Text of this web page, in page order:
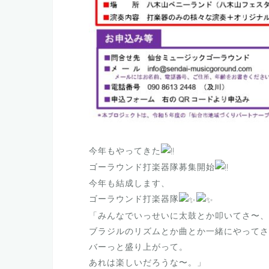
今年もやってきた
ゴーラウンド打楽器隊募集開始
今年も結成します、
ゴーラウンド打楽器隊
「みんなでいっせいに太鼓とか叩いてさ〜、
ブラジルのリズムとか曲とか一緒にやって
バーっと盛り上がって。
あれは楽しいだろうな〜。」